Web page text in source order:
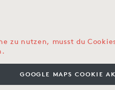
zu nutzen, musst du
GOOGLE MAPS COOKIE